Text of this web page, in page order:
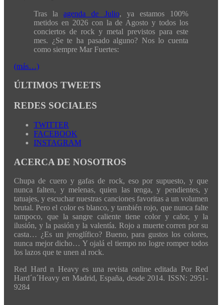
Tras laagenda de Julio, ya estamos 100%
metidos en 2026 con la de Agosto y todos los
conciertos de rock y metal previstos para este
mes. ¿Se te ha pasado alguno? Nos lo cuenta
como siempre Mar Fuertes:
(más…)
ÚLTIMOS TWEETS
REDES SOCIALES
TWITTER
FACEBOOK
INSTAGRAM
ACERCA DE NOSOTROS
Chupa de cuero y gafas de rock, eso por supuesto, y que
nunca falten, y melenas, quien las tenga, y pendientes, y
tatuajes, y escuchar nuestras canciones favoritas a un volumen
brutal. Pero el color es blanco, y también rojo, que nunca falte
tampoco, que la sangre caliente tiene color y calor, y la
ilusión, y la pasión y la valentía. Rojo a muerte corren por su
casta… ¿Es un jeroglífico? Bueno, para gustos los colores,
nunca mejor dicho… Y ojalá el tiempo no logre romper todos
los lazos que te unen al rock.
Red Hard n Heavy es una revista online editada Por Red
Hard´n´Heavy en Madrid, España, desde 2014. ISSN: 2951-
9284